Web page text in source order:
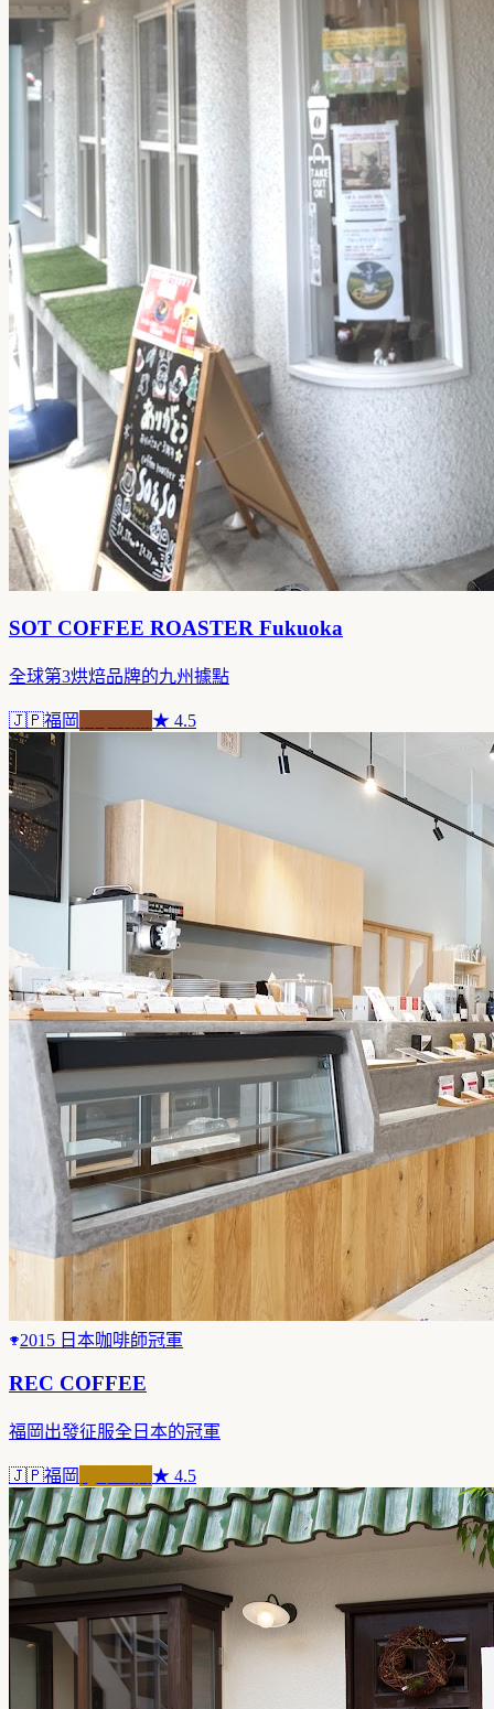
SOT COFFEE ROASTER Fukuoka
全球第3烘焙品牌的九州據點
🇯🇵福岡 ★ 4.5
2015 日本咖啡師冠軍
REC COFFEE
福岡出發征服全日本的冠軍
🇯🇵福岡 ★ 4.5